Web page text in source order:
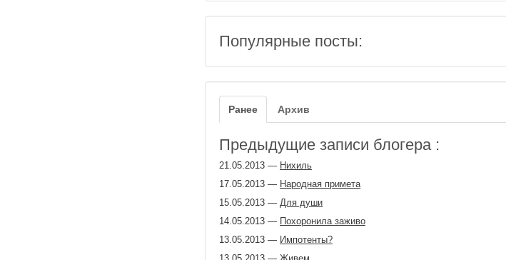
Популярные посты:
Ранее Архив
Предыдущие записи блогера :
21.05.2013 — Нихиль
17.05.2013 — Народная примета
15.05.2013 — Для души
14.05.2013 — Похоронила заживо
13.05.2013 — Импотенты?